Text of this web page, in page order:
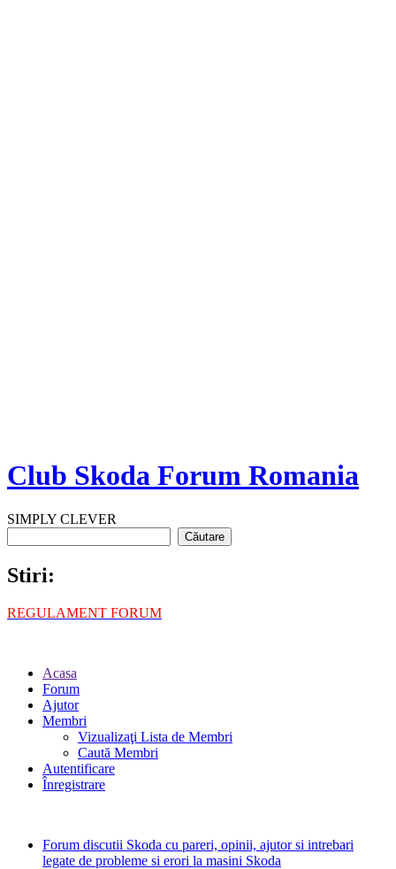
Club Skoda Forum Romania
SIMPLY CLEVER
Stiri:
REGULAMENT FORUM
Acasa
Forum
Ajutor
Membri
Vizualizaţi Lista de Membri
Caută Membri
Autentificare
Înregistrare
Forum discutii Skoda cu pareri, opinii, ajutor si intrebari
legate de probleme si erori la masini Skoda